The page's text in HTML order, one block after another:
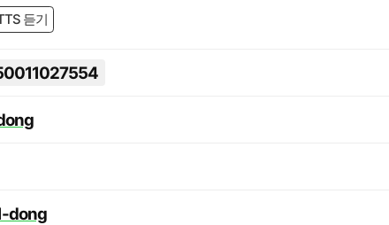
듣기
dong